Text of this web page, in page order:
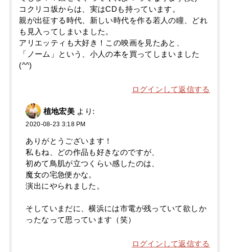
コクリコ坂からは、実はCDも持っています。
親が出征する時代、新しい時代を作る若人の瞳、どれ
も見入ってしまいました。
アリエッティも大好き！この映画を見たあと、
「ノーム」という、小人の本を買ってしまいました
(^^)
ログインして返信する
植地宏美 より:
2020-08-23 3:18 PM
ありがとうございます！
私もね、どの作品も好きなのですが、
初めて鳥肌が立つくらい感したのは、
魔女の宅急便かな。
演出にやられました。
そしていまだに、横浜には市電が残っていて欲しか
ったなって思っています（笑）
ログインして返信する